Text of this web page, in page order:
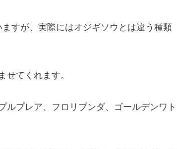
すが、実際にはオジギソウとは違う種類
せてくれます。
ルプレア、フロリブンダ、ゴールデンワト